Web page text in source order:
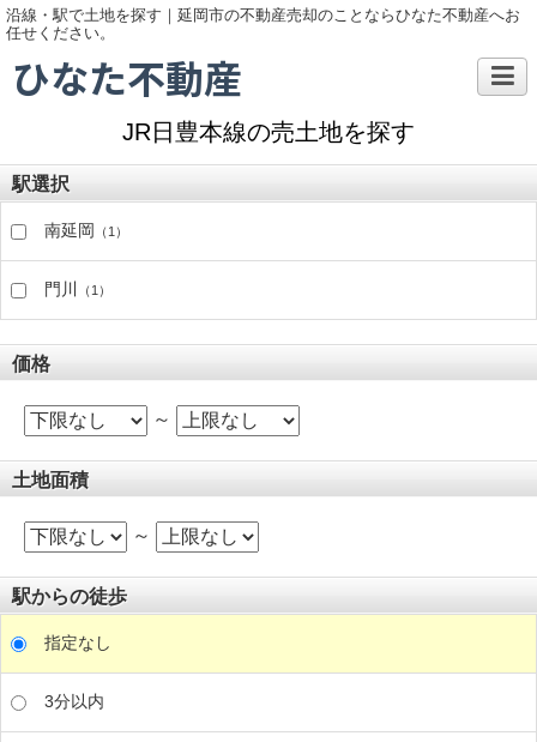
沿線・駅で土地を探す｜延岡市の不動産売却のことならひなた不動産へお
任せください。
ひなた不動産
JR日豊本線の売土地を探す
駅選択
南延岡 （1）
門川 （1）
価格
～
土地面積
～
駅からの徒歩
指定なし
3分以内